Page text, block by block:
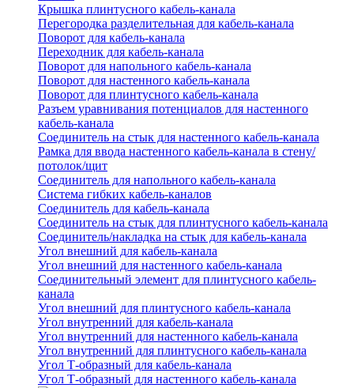
Крышка плинтусного кабель-канала
Перегородка разделительная для кабель-канала
Поворот для кабель-канала
Переходник для кабель-канала
Поворот для напольного кабель-канала
Поворот для настенного кабель-канала
Поворот для плинтусного кабель-канала
Разъем уравнивания потенциалов для настенного
кабель-канала
Соединитель на стык для настенного кабель-канала
Рамка для ввода настенного кабель-канала в стену/
потолок/щит
Соединитель для напольного кабель-канала
Система гибких кабель-каналов
Соединитель для кабель-канала
Соединитель на стык для плинтусного кабель-канала
Соединитель/накладка на стык для кабель-канала
Угол внешний для кабель-канала
Угол внешний для настенного кабель-канала
Соединительный элемент для плинтусного кабель-
канала
Угол внешний для плинтусного кабель-канала
Угол внутренний для кабель-канала
Угол внутренний для настенного кабель-канала
Угол внутренний для плинтусного кабель-канала
Угол Т-образный для кабель-канала
Угол Т-образный для настенного кабель-канала